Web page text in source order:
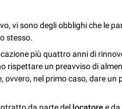
vi sono degli obblighi che le
stesso.
più quattro anni di
rispettare un preavviso di
ovvero, nel primo caso, dare un